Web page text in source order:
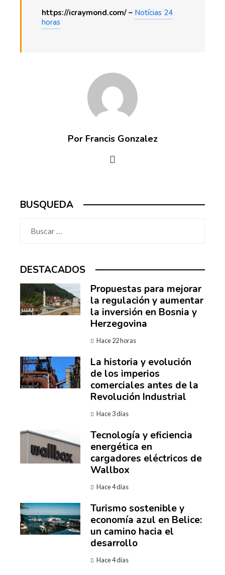
https://icraymond.com/ – Notícias 24
horas
Por Francis Gonzalez
BUSQUEDA
DESTACADOS
Propuestas para mejorar
la regulación y aumentar
la inversión en Bosnia y
Herzegovina
Hace 22 horas
La historia y evolución
de los imperios
comerciales antes de la
Revolución Industrial
Hace 3 días
Tecnología y eficiencia
energética en
cargadores eléctricos de
Wallbox
Hace 4 días
Turismo sostenible y
economía azul en Belice:
un camino hacia el
desarrollo
Hace 4 días